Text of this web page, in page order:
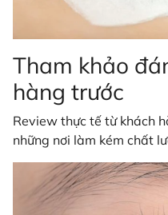
Tham khảo
hàng trước
Review thực tế từ khách
những nơi làm kém chất